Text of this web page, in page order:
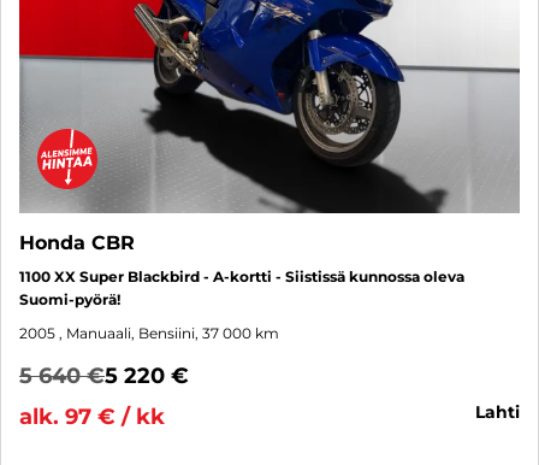
Honda CBR
1100 XX Super Blackbird - A-kortti - Siistissä kunnossa oleva
Suomi-pyörä!
2005 , Manuaali, Bensiini, 37 000 km
5 640 €5 220 €
alk. 97 € / kk
lahti